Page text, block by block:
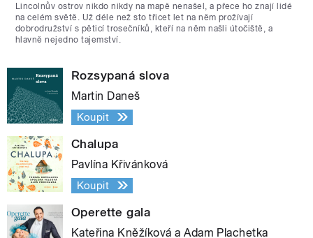
Lincolnův ostrov nikdo nikdy na mapě nenašel, a přece ho znají lidé
na celém světě. Už déle než sto třicet let na něm prožívají
dobrodružství s pěticí trosečníků, kteří na něm našli útočiště, a
hlavně nejedno tajemství.
Rozsypaná slova
Martin Daneš
Koupit
Chalupa
Pavlína Křivánková
Koupit
Operette gala
Kateřina Kněžíková a Adam Plachetka